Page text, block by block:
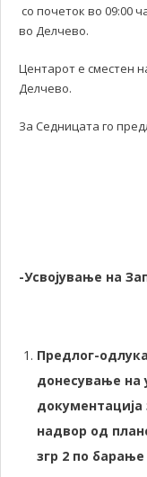
со почеток во 09:00
во Делчево.
Центарот е сместен
Делчево.
За Седницата го
-Усвојување на
Предлог-
донесување на
документација
надвор од
згр 2 по